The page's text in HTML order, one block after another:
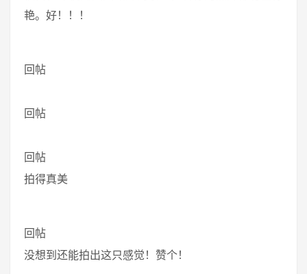
艳。好！！！
回帖
回帖
回帖
拍得真美
回帖
没想到还能拍出这只感觉！赞个！